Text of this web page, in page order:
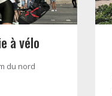
à vélo
du nord